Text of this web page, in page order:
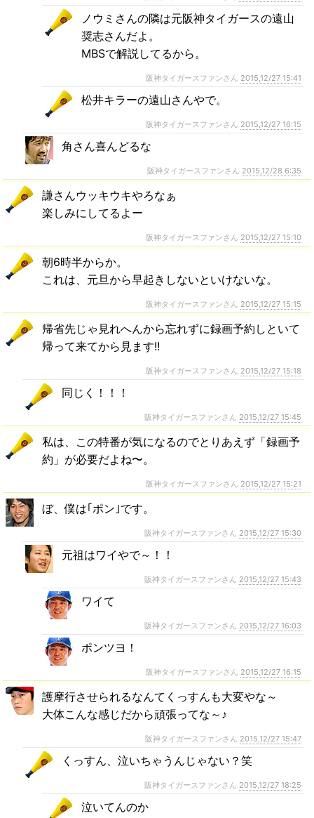
ノウミさんの隣は元阪神タイガースの遠山
奨志さんだよ。
MBSで解説してるから。
阪神タイガースファンさん 2015,12/27 15:41
松井キラーの遠山さんやで。
阪神タイガースファンさん 2015,12/27 16:15
角さん喜んどるな
阪神タイガースファンさん 2015,12/28 6:35
謙さんウッキウキやろなぁ
楽しみにしてるよー
阪神タイガースファンさん 2015,12/27 15:10
朝6時半からか。
これは、元旦から早起きしないといけないな。
阪神タイガースファンさん 2015,12/27 15:15
帰省先じゃ見れへんから忘れずに録画予約しといて
帰って来てから見ます!!
阪神タイガースファンさん 2015,12/27 15:18
同じく！！！
阪神タイガースファンさん 2015,12/27 15:45
私は、この特番が気になるのでとりあえず「録画予
約」が必要だよね〜。
阪神タイガースファンさん 2015,12/27 15:21
ぼ、僕は｢ポン｣です。
阪神タイガースファンさん 2015,12/27 15:30
元祖はワイやで～！！
阪神タイガースファンさん 2015,12/27 15:43
ワイて
阪神タイガースファンさん 2015,12/27 16:03
ポンツヨ！
阪神タイガースファンさん 2015,12/27 16:15
護摩行させられるなんてくっすんも大変やな～
大体こんな感じだから頑張ってな～♪
阪神タイガースファンさん 2015,12/27 15:47
くっすん、泣いちゃうんじゃない？笑
阪神タイガースファンさん 2015,12/27 18:25
泣いてんのか